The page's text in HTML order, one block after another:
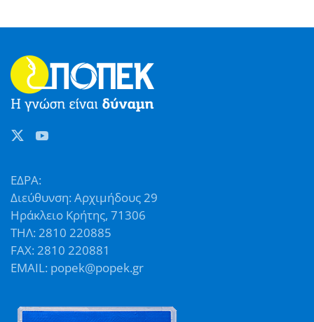
ΕΔΡΑ:
Διεύθυνση: Αρχιμήδους 29
Ηράκλειο Κρήτης, 71306
ΤΗΛ: 2810 220885
FAX: 2810 220881
EMAIL: popek@popek.gr